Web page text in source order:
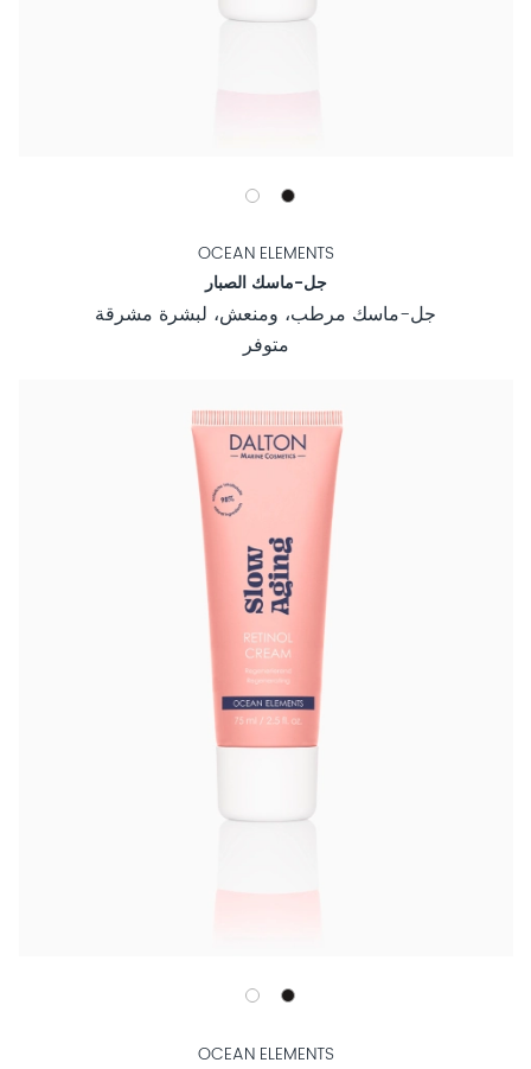
OCEAN ELEMENTS
جل-ماسك الصبار
جل-ماسك مرطب، ومنعش، لبشرة مشرقة
متوفر
OCEAN ELEMENTS